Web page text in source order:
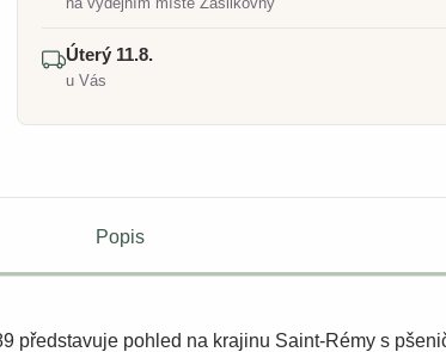
Úterý 11.8.
u Vás
Popis
představuje pohled na krajinu Saint-Rémy s